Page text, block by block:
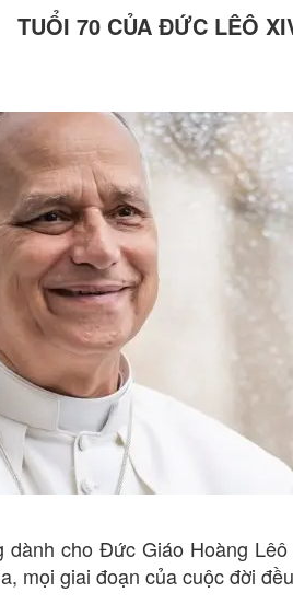
TUỔI 70 CỦA ĐỨC LÊÔ
dành cho Đức Giáo Hoàng
mọi giai đoạn của cuộc đời